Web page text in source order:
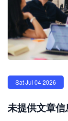
Sat Jul 04 2026
未提供文章信